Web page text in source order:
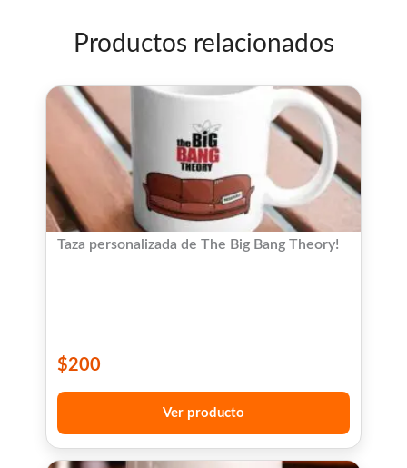
Productos relacionados
Taza personalizada de The Big Bang Theory!
$200
Ver producto